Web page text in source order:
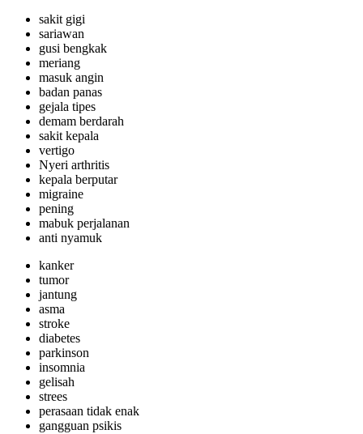
sakit gigi
sariawan
gusi bengkak
meriang
masuk angin
badan panas
gejala tipes
demam berdarah
sakit kepala
vertigo
Nyeri arthritis
kepala berputar
migraine
pening
mabuk perjalanan
anti nyamuk
kanker
tumor
jantung
asma
stroke
diabetes
parkinson
insomnia
gelisah
strees
perasaan tidak enak
gangguan psikis